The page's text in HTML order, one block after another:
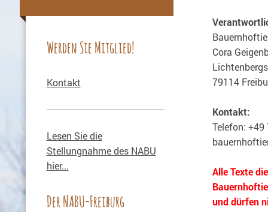
Cora
79114
Kontakt:
Telefon:
Alle Texte
und dürfen
Werden Sie Mitglied!
Kontakt
Lesen Sie die
Stellungnahme des NABU
hier...
Der NABU-Freiburg